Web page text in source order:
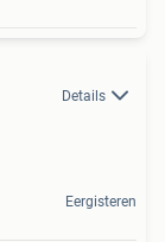
Details
Eergisteren